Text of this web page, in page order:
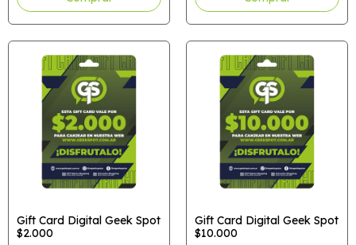
Gift Card Digital Geek Spot
$2.000
Gift Card Digital Geek Spot
$10.000